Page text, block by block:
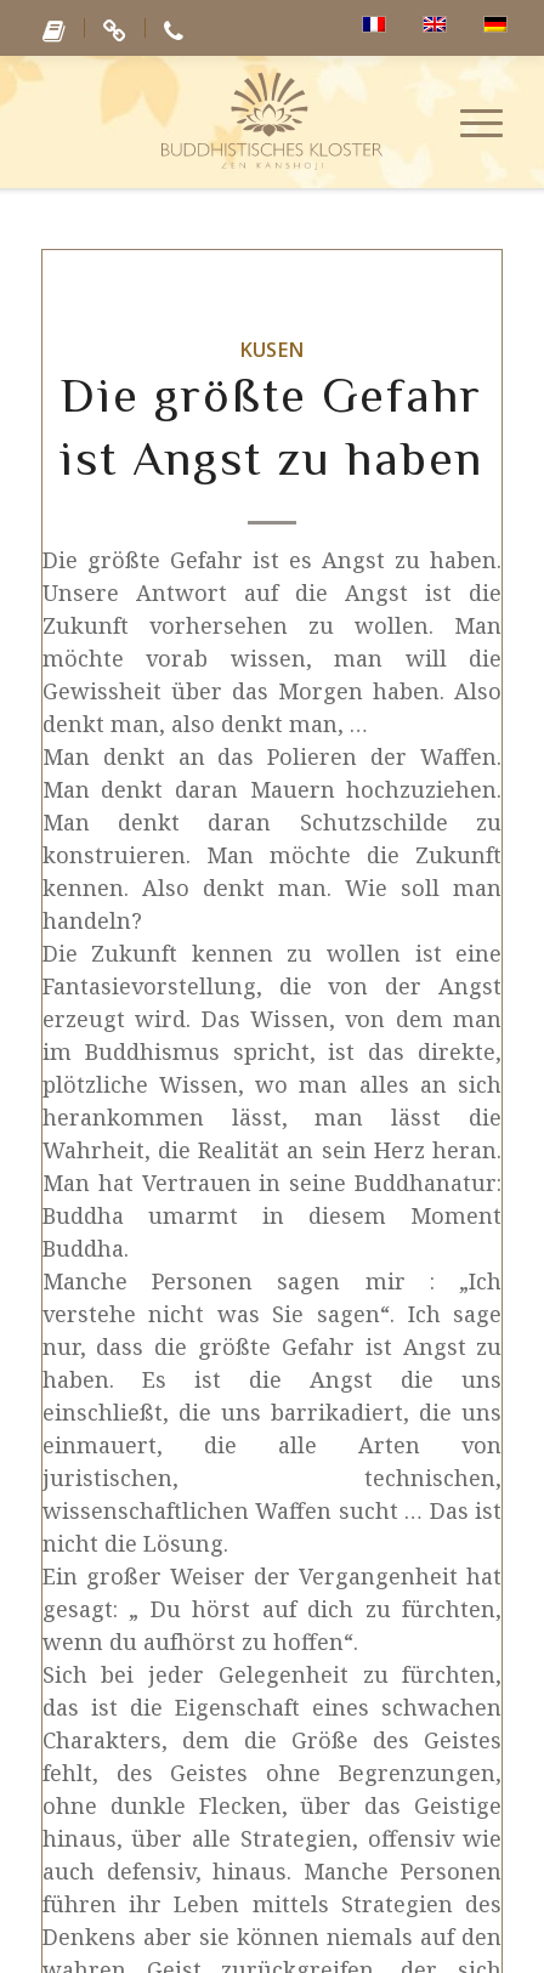
KUSEN
Die größte Gefahr
ist Angst zu haben
Die größte Gefahr ist es Angst zu haben.
Unsere Antwort auf die Angst ist die
Zukunft vorhersehen zu wollen. Man
möchte vorab wissen, man will die
Gewissheit über das Morgen haben. Also
denkt man, also denkt man, …
Man denkt an das Polieren der Waffen.
Man denkt daran Mauern hochzuziehen.
Man denkt daran Schutzschilde zu
konstruieren. Man möchte die Zukunft
kennen. Also denkt man. Wie soll man
handeln?
Die Zukunft kennen zu wollen ist eine
Fantasievorstellung, die von der Angst
erzeugt wird. Das Wissen, von dem man
im Buddhismus spricht, ist das direkte,
plötzliche Wissen, wo man alles an sich
herankommen lässt, man lässt die
Wahrheit, die Realität an sein Herz heran.
Man hat Vertrauen in seine Buddhanatur:
Buddha umarmt in diesem Moment
Buddha.
Manche Personen sagen mir : „Ich
verstehe nicht was Sie sagen“. Ich sage
nur, dass die größte Gefahr ist Angst zu
haben. Es ist die Angst die uns
einschließt, die uns barrikadiert, die uns
einmauert, die alle Arten von
juristischen, technischen,
wissenschaftlichen Waffen sucht … Das ist
nicht die Lösung.
Ein großer Weiser der Vergangenheit hat
gesagt: „ Du hörst auf dich zu fürchten,
wenn du aufhörst zu hoffen“.
Sich bei jeder Gelegenheit zu fürchten,
das ist die Eigenschaft eines schwachen
Charakters, dem die Größe des Geistes
fehlt, des Geistes ohne Begrenzungen,
ohne dunkle Flecken, über das Geistige
hinaus, über alle Strategien, offensiv wie
auch defensiv, hinaus. Manche Personen
führen ihr Leben mittels Strategien des
Denkens aber sie können niemals auf den